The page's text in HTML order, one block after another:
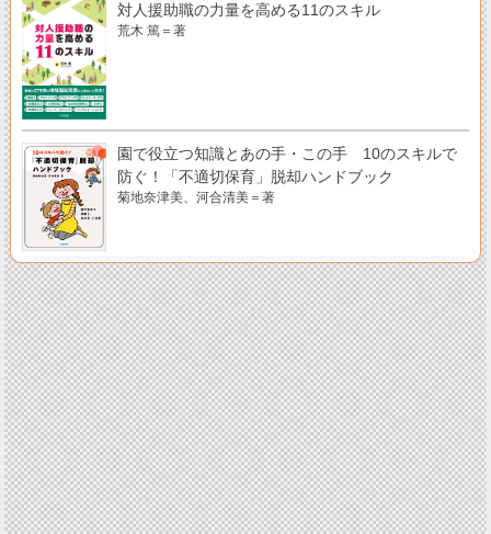
対人援助職の力量を高める11のスキル
荒木 篤＝著
園で役立つ知識とあの手・この手 10のスキルで
防ぐ！「不適切保育」脱却ハンドブック
菊地奈津美、河合清美＝著